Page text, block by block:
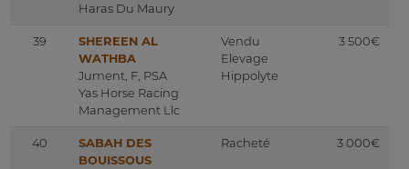
Haras Du Maury
39
SHEREEN AL
WATHBA
Jument, F, PSA
Yas Horse Racing
Management Llc
Vendu
Elevage
Hippolyte
3 500€
40
SABAH DES
BOUISSOUS
Racheté 3 000€